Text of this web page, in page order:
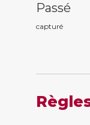
Passé
capturé